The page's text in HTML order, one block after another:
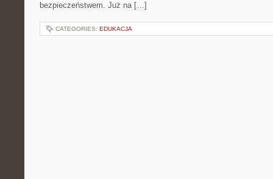
bezpieczeństwem. Już na […]
CATEGORIES: EDUKACJA